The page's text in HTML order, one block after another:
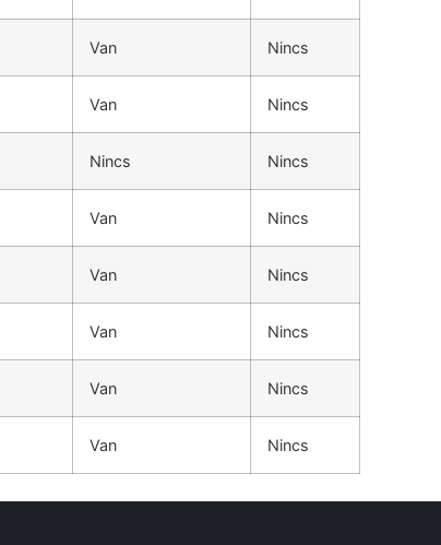
Van Nincs
Van Nincs
Nincs Nincs
Van Nincs
Van Nincs
Van Nincs
Van Nincs
Van Nincs